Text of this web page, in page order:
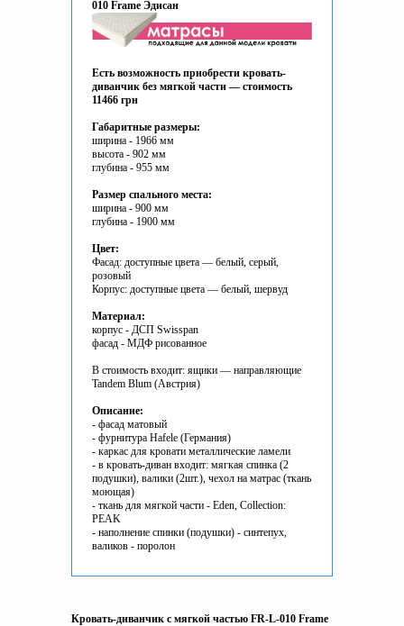
010 Frame Эдисан
Есть возможность приобрести кровать-
диванчик без мягкой части — стоимость
11466 грн
Габаритные размеры:
ширина - 1966 мм
высота - 902 мм
глубина - 955 мм
Размер спального места:
ширина - 900 мм
глубина - 1900 мм
Цвет:
Фасад: доступные цвета — белый, серый,
розовый
Корпус: доступные цвета — белый, шервуд
Материал:
корпус - ДСП Swisspan
фасад - МДФ рисованное
В стоимость входит: ящики — направляющие
Tandem Blum (Австрия)
Описание:
- фасад матовый
- фурнитура Hafele (Германия)
- каркас для кровати металлические ламели
- в кровать-диван входит: мягкая спинка (2
подушки), валики (2шт.), чехол на матрас (ткань
моющая)
- ткань для мягкой части - Eden, Collection:
PEAK
- наполнение спинки (подушки) - синтепух,
валиков - поролон
Кровать-диванчик с мягкой частью FR-L-010 Frame